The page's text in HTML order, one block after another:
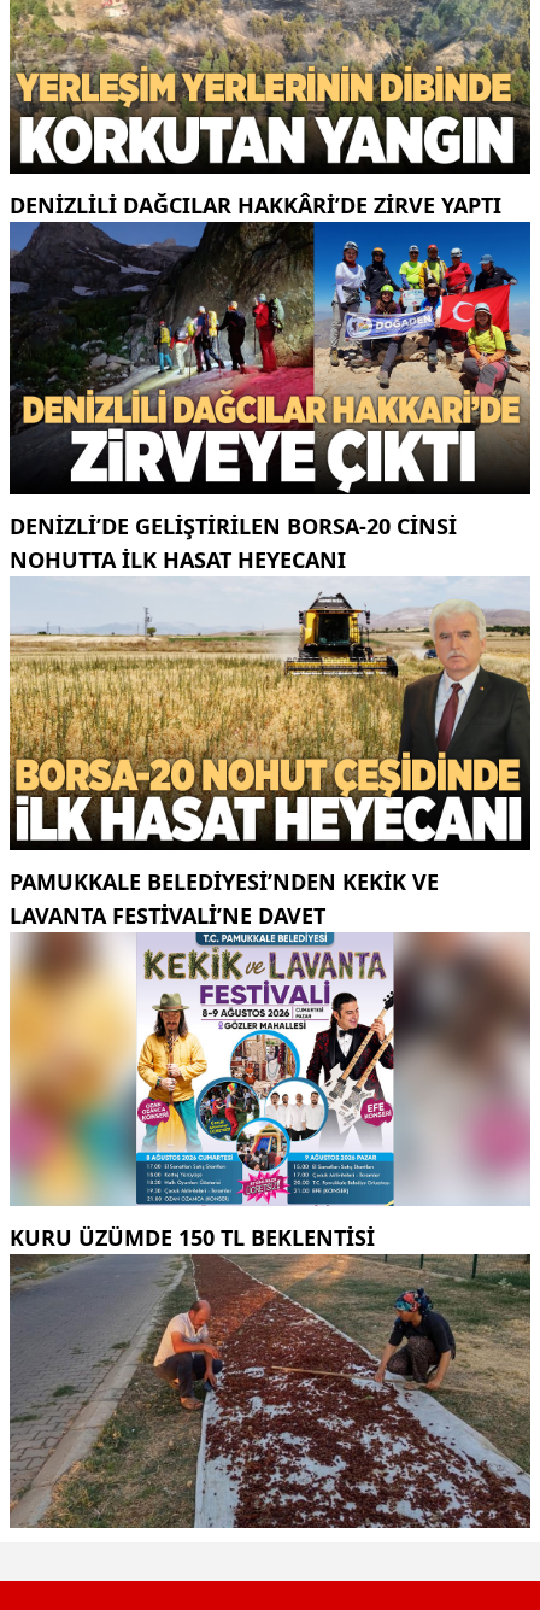
DENIZLILI DAĞCILAR HAKKÂRI’DE ZIRVE YAPTI
DENIZLI’DE GELIŞTIRILEN BORSA-20 CINSI
NOHUTTA ILK HASAT HEYECANI
PAMUKKALE BELEDIYESI’NDEN KEKIK VE
LAVANTA FESTIVALI’NE DAVET
KURU ÜZÜMDE 150 TL BEKLENTISI